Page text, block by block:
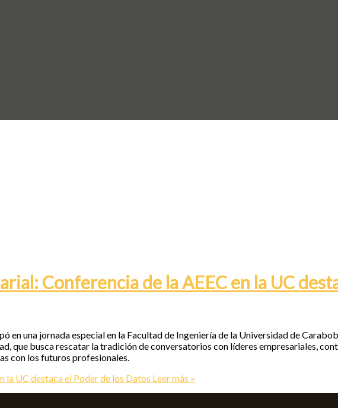
Conferencia de la AEEC en la UC
en una jornada especial en la Facultad de Ingeniería de la Universidad de
que busca rescatar la tradición de conversatorios con líderes empresariales,
con los futuros profesionales.
la UC destaca el Poder de los Datos Leer más »